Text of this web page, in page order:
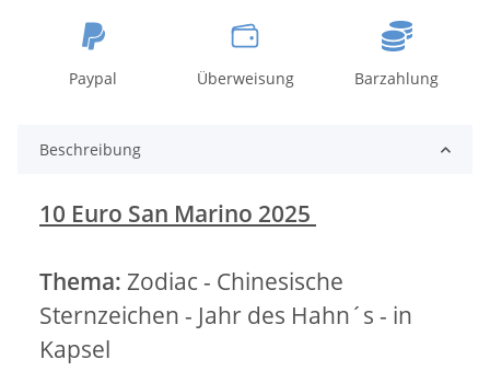
Paypal Überweisung Barzahlung
Beschreibung
10 Euro San Marino 2025
Thema: Zodiac - Chinesische
Sternzeichen - Jahr des Hahn´s - in
Kapsel